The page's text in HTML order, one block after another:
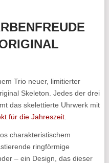
Trio neuer, limitierter
Skeleton. Jedes der drei
das skelettierte Uhrwerk mit
für die Jahreszeit.
charakteristischem
ringförmige
– ein Design, das dieser